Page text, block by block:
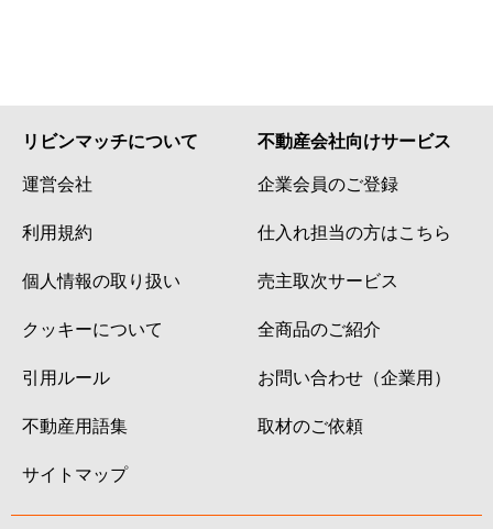
リビンマッチについて
運営会社
利用規約
個人情報の取り扱い
クッキーについて
引用ルール
不動産用語集
サイトマップ
不動産会社向けサービス
企業会員のご登録
仕入れ担当の方はこちら
売主取次サービス
全商品のご紹介
お問い合わせ（企業用）
取材のご依頼